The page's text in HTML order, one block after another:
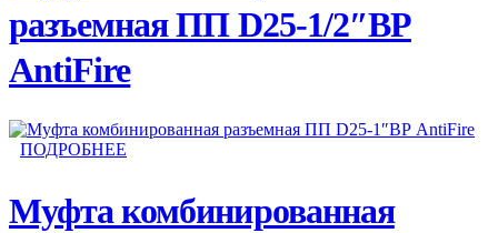
разъемная ПП D25-1/2″ВР
AntiFire
ПОДРОБНЕЕ
Муфта комбинированная